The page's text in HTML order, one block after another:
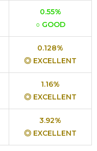
0.55%
○ GOOD
0.128%
◎ EXCELLENT
1.16%
◎ EXCELLENT
3.92%
◎ EXCELLENT